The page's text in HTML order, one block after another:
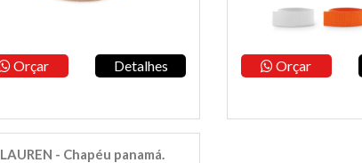
Orçar Detalhes Orçar
LAUREN - Chapéu panamá.